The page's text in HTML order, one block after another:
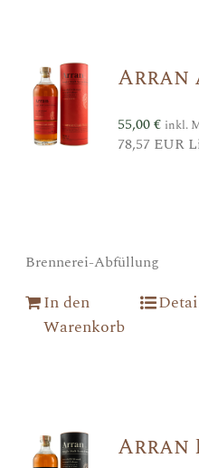
Arran
55,00€ inkl.
78,57 EUR
Brennerei-Abfüllung
In den
Warenkorb
Arran